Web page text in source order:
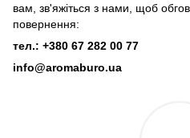
вам, зв'яжіться з нами, щоб
повернення:
тел.: +380 67 282 00 77
info@aromaburo.ua